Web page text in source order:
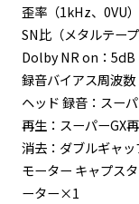
歪率（1kHz、0VU
SN比（メタルテー
Dolby NR on：
録音バイアス周波
ヘッド 録音：スー
再生：スーパーGX
消去：ダブルギャ
モーター キャプス
ーター×1